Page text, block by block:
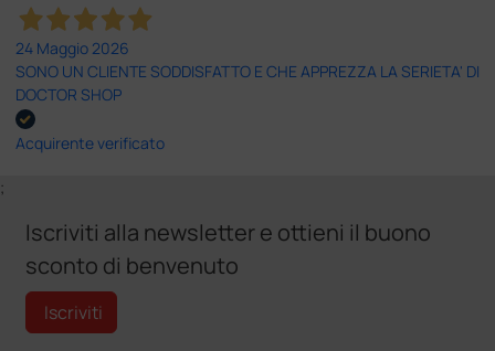
24 Maggio 2026
SONO UN CLIENTE SODDISFATTO E CHE APPREZZA LA SERIETA' DI
DOCTOR SHOP
Acquirente verificato
;
Iscriviti alla newsletter e ottieni il buono
sconto di benvenuto
Iscriviti